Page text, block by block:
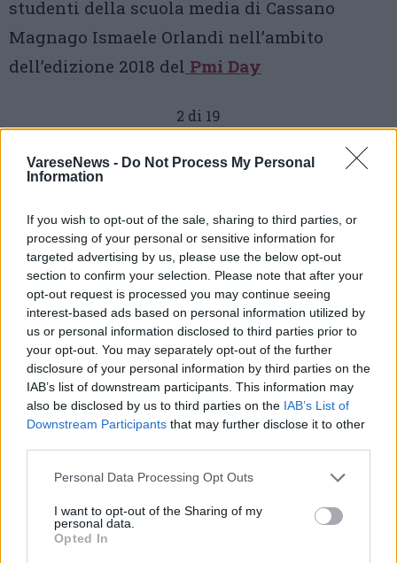
VareseNews - Do Not Process My Personal
Information
If you wish to opt-out of the sale, sharing to third parties, or
processing of your personal or sensitive information for
targeted advertising by us, please use the below opt-out
section to confirm your selection. Please note that after your
opt-out request is processed you may continue seeing
interest-based ads based on personal information utilized by
us or personal information disclosed to third parties prior to
your opt-out. You may separately opt-out of the further
disclosure of your personal information by third parties on the
IAB’s list of downstream participants. This information may
also be disclosed by us to third parties on the IAB’s List of
Downstream Participants that may further disclose it to other
Personal Data Processing Opt Outs
I want to opt-out of the Sharing of my
personal data.
Opted In
studenti della scuola media di Cassano
Magnago Ismaele Orlandi nell’ambito
dell’edizione 2018 del Pmi Day
2 di 19
lasi spa pmi day 2018
univa
giuseppe boggio
Leggi l'articolo:
Boggio (Lasi spa): “Testa e qualità devono sempre
rimanere in Italia”
Alla Lasi di Gallarate permesso retribuito di cura anche
al genitore non biologico
ADV